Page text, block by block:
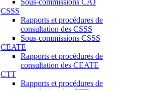
Sous-commissions CAJ
CSSS
Rapports et procédures de
consultation des CSSS
Sous-commissions CSSS
CEATE
Rapports et procédures de
consultation des CEATE
CTT
Rapports et procédures de